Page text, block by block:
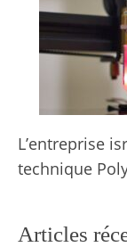
L’entreprise
technique
Articles